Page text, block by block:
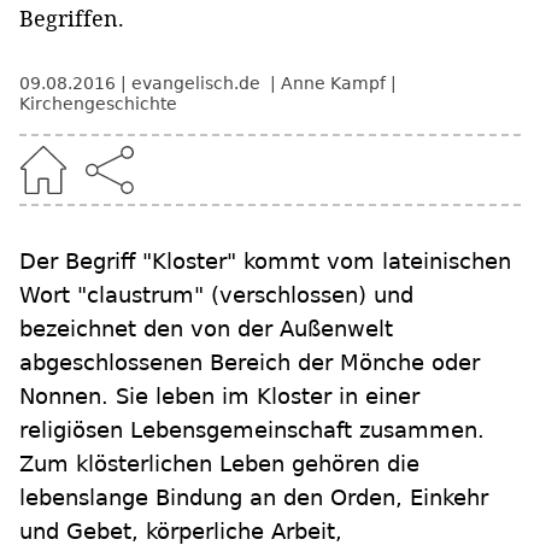
Begriffen.
09.08.2016 evangelisch.de
Anne Kampf
Kirchengeschichte
Der Begriff "Kloster" kommt vom lateinischen
Wort "claustrum" (verschlossen) und
bezeichnet den von der Außenwelt
abgeschlossenen Bereich der Mönche oder
Nonnen. Sie leben im Kloster in einer
religiösen Lebensgemeinschaft zusammen.
Zum klösterlichen Leben gehören die
lebenslange Bindung an den Orden, Einkehr
und Gebet, körperliche Arbeit,